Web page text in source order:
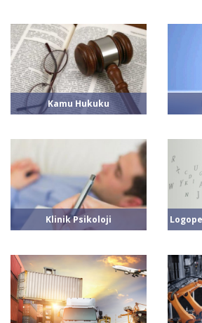
Kamu Hukuku
Klinik Psikoloji